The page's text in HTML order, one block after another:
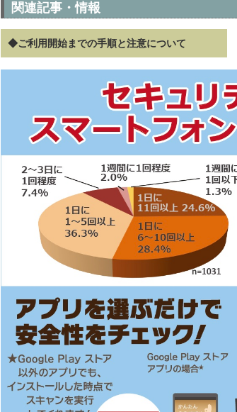
関連記事・情報
◆ご利用開始までの手順と注意について